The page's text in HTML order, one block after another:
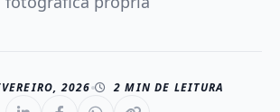
2026 2 MIN DE LEITURA